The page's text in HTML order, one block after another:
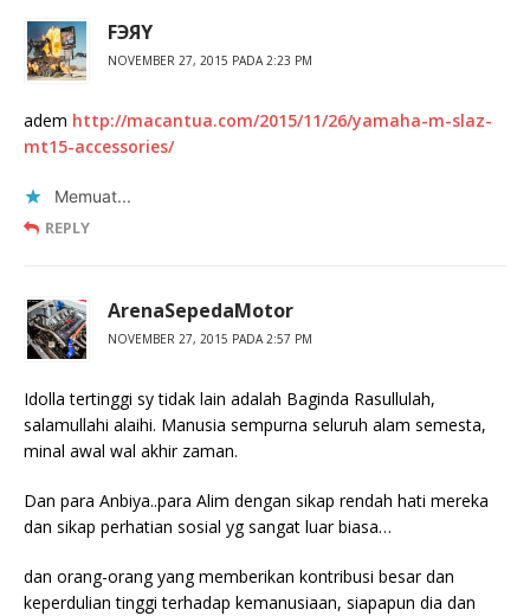
FЭЯY
NOVEMBER 27, 2015 PADA 2:23 PM
adem http://macantua.com/2015/11/26/yamaha-m-slaz-
mt15-accessories/
Memuat...
REPLY
ArenaSepedaMotor
NOVEMBER 27, 2015 PADA 2:57 PM
Idolla tertinggi sy tidak lain adalah Baginda Rasullulah,
salamullahi alaihi. Manusia sempurna seluruh alam semesta,
minal awal wal akhir zaman.
Dan para Anbiya..para Alim dengan sikap rendah hati mereka
dan sikap perhatian sosial yg sangat luar biasa…
dan orang-orang yang memberikan kontribusi besar dan
keperdulian tinggi terhadap kemanusiaan, siapapun dia dan